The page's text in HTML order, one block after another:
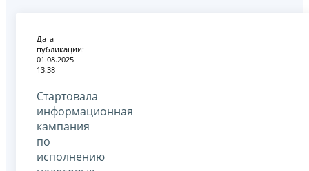
Дата
публикации:
01.08.2025
13:38
Стартовала
информационная
кампания
по
исполнению